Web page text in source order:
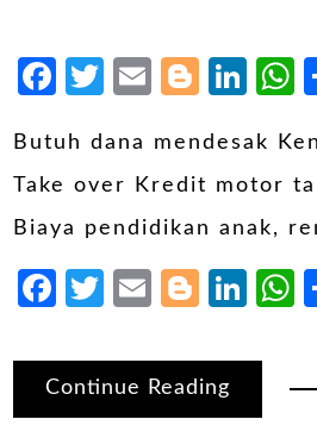
Facebook
Twitter
Email
Butuh dana mendesak
Take over Kredit motor
Biaya pendidikan anak,
Facebook
Twitter
Email
Continue Reading